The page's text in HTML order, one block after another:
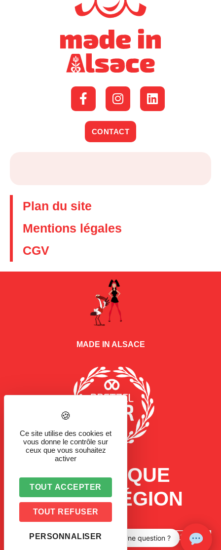
CONTACT
Plan du site
Mentions légales
CGV
MADE IN ALSACE
LA MARQUE
D'UNE RÉGION
Une question ?
Ce site utilise des cookies et
vous donne le contrôle sur
ceux que vous souhaitez
activer
TOUT ACCEPTER
TOUT REFUSER
PERSONNALISER